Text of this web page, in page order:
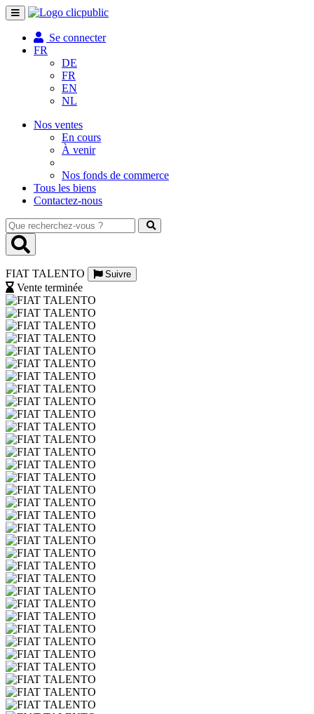
Toggle
navigation
Se connecter
FR
DE
FR
EN
NL
Nos ventes
En cours
À venir
Nos fonds de commerce
Tous les biens
Contactez-nous
Que
recherchez-
vous
FIAT TALENTO
Suivre
Vente terminée